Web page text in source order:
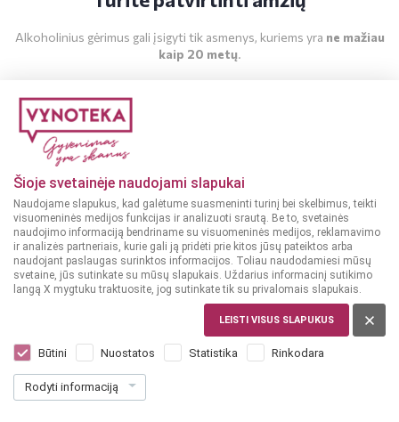
Šioje svetainėje naudojami slapukai
Naudojame slapukus, kad galėtume suasmeninti turinį bei skelbimus, teikti
visuomeninės medijos funkcijas ir analizuoti srautą. Be to, svetainės
naudojimo informaciją bendriname su visuomeninės medijos, reklamavimo
ir analizės partneriais, kurie gali ją pridėti prie kitos jūsų pateiktos arba
naudojant paslaugas surinktos informacijos. Toliau naudodamiesi mūsų
svetaine, jūs sutinkate su mūsų slapukais. Uždarius informacinį sutikimo
langą X mygtuku traktuosite, jog sutinkate tik su privalomais slapukais.
LEISTI VISUS SLAPUKUS
Būtini Nuostatos Statistika Rinkodara
Rodyti informaciją
Alkoholinius gėrimus gali įsigyti tik asmenys, kuriems yra ne mažiau
kaip 20 metų.
Užkandžiai Patiekalai 2018-10-15
Prancūziški pusryčiai
Vienam kruasano sumuštiniui paruošti Jums reikės:
Keliųsaulėje džiovintų pomidorųaliejuje;
Kelių gabalėlių sūdytos lašišos filė;